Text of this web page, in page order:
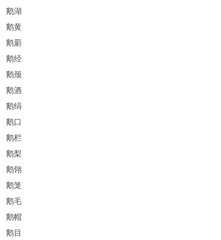
鹅湖
鹅黄
鹅罽
鹅经
鹅颈
鹅酒
鹅绢
鹅口
鹅栏
鹅梨
鹅翎
鹅笼
鹅毛
鹅帽
鹅目